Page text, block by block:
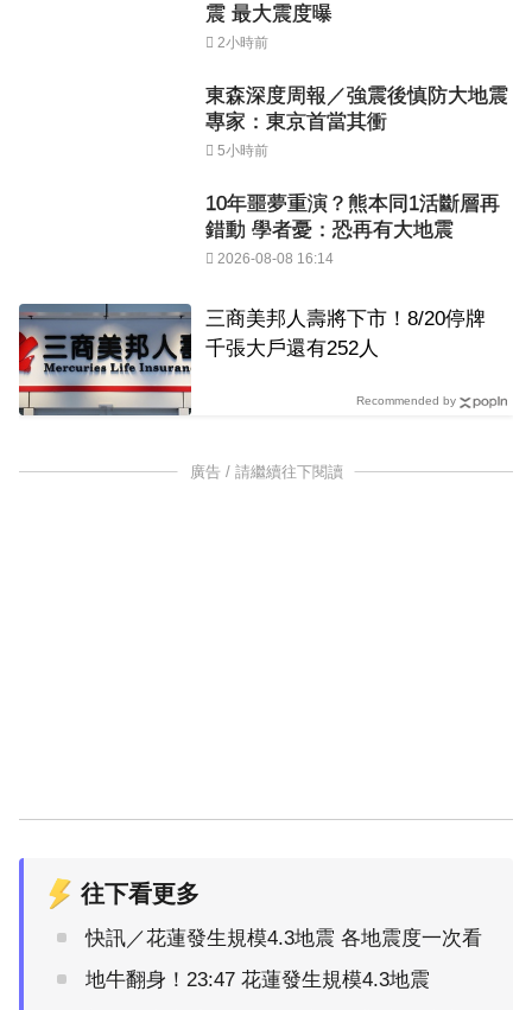
震 最大震度曝
2小時前
東森深度周報／強震後慎防大地震
專家：東京首當其衝
5小時前
10年噩夢重演？熊本同1活斷層再
錯動 學者憂：恐再有大地震
2026-08-08 16:14
三商美邦人壽將下市！8/20停牌
千張大戶還有252人
Recommended by
廣告 / 請繼續往下閱讀
往下看更多
快訊／花蓮發生規模4.3地震 各地震度一次看
地牛翻身！23:47 花蓮發生規模4.3地震